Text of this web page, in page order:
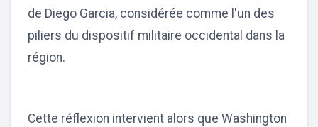
de Diego Garcia, considérée comme l'un des
piliers du dispositif militaire occidental dans la
région.
Cette réflexion intervient alors que Washington